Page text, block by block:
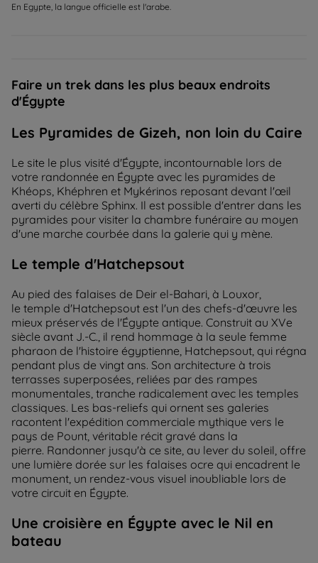
En Egypte, la langue officielle est l'arabe.
Faire un trek dans les plus beaux endroits
d'Égypte
Les Pyramides de Gizeh, non loin du Caire
Le site le plus visité d'Égypte, incontournable lors de
votre randonnée en Égypte avec les pyramides de
Khéops, Khéphren et Mykérinos reposant devant l'œil
averti du célèbre Sphinx. Il est possible d'entrer dans les
pyramides pour visiter la chambre funéraire au moyen
d'une marche courbée dans la galerie qui y mène.
Le temple d'Hatchepsout
Au pied des falaises de Deir el-Bahari, à Louxor,
le temple d'Hatchepsout est l'un des chefs-d'œuvre les
mieux préservés de l'Égypte antique. Construit au XVe
siècle avant J.-C., il rend hommage à la seule femme
pharaon de l'histoire égyptienne, Hatchepsout, qui régna
pendant plus de vingt ans. Son architecture à trois
terrasses superposées, reliées par des rampes
monumentales, tranche radicalement avec les temples
classiques. Les bas-reliefs qui ornent ses galeries
racontent l'expédition commerciale mythique vers le
pays de Pount, véritable récit gravé dans la
pierre. Randonner jusqu'à ce site, au lever du soleil, offre
une lumière dorée sur les falaises ocre qui encadrent le
monument, un rendez-vous visuel inoubliable lors de
votre circuit en Égypte.
Une croisière en Égypte avec le Nil en
bateau